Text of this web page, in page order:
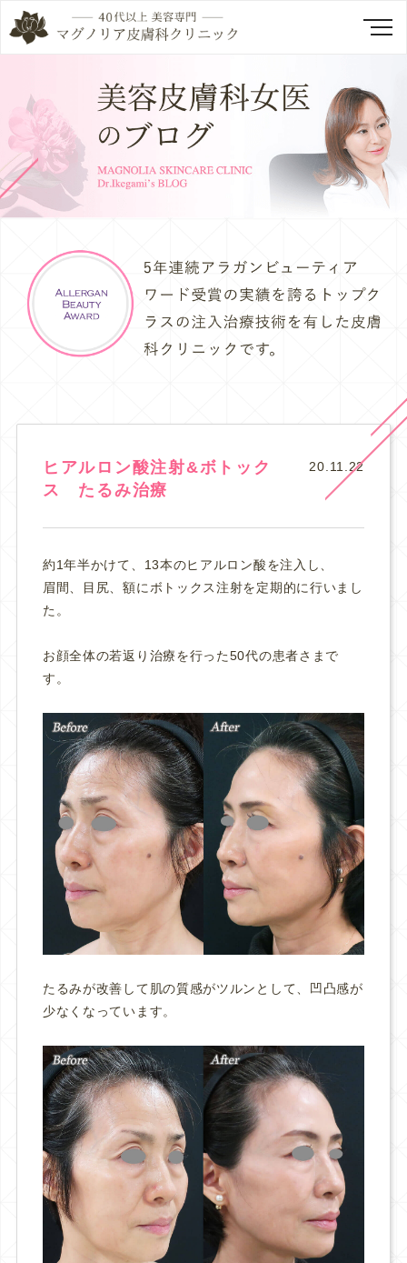
ヒアルロン酸注射&ボトック
ス たるみ治療
20.11.22
約1年半かけて、13本のヒアルロン酸を注入し、
眉間、目尻、額にボトックス注射を定期的に行いまし
た。
お顔全体の若返り治療を行った50代の患者さまで
す。
たるみが改善して肌の質感がツルンとして、凹凸感が
少なくなっています。